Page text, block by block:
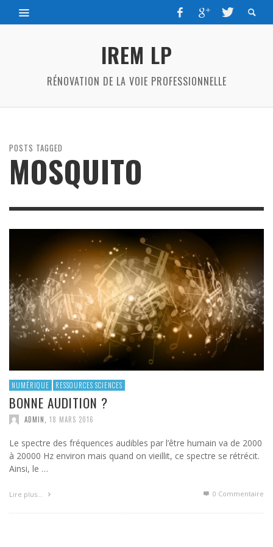
IREM LP
RÉNOVATION DE LA VOIE PROFESSIONNELLE
POSTS TAGGED
MOSQUITO
NUMÉRIQUE RESSOURCES SCIENCES
BONNE AUDITION ?
ADMIN 18 MARS 2016
Le spectre des fréquences audibles par l’être humain va de 2000
à 20000 Hz environ mais quand on vieillit, ce spectre se rétrécit.
Ainsi, le …
Lire plus… 0 Commentaire